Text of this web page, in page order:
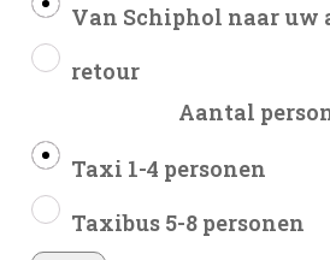
Van Schiphol naar uw
retour
Aantal
Taxi 1-4 personen
Taxibus 5-8 personen